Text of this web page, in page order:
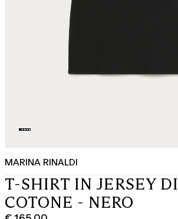
MARINA RINALDI
T-SHIRT IN JERSEY DI
COTONE - NERO